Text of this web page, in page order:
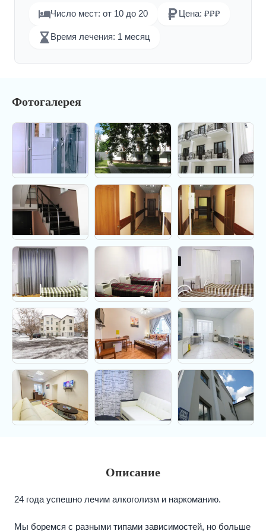
Число мест: от 10 до 20 Цена: ₽₽₽
Время лечения: 1 месяц
Фотогалерея
Описание
24 года успешно лечим алкоголизм и наркоманию.
Мы боремся с разными типами зависимостей, но больше